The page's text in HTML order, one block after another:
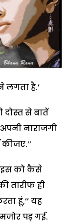
लगता है.’
से बातें
नाराजगी
इस को कैसे
तारीफ ही
हूं,’’ यह
पड़ गई.